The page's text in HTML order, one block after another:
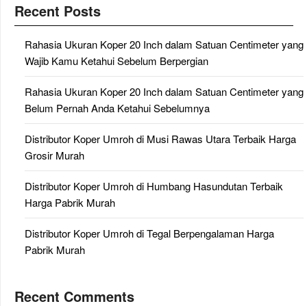
Recent Posts
Rahasia Ukuran Koper 20 Inch dalam Satuan Centimeter yang
Wajib Kamu Ketahui Sebelum Berpergian
Rahasia Ukuran Koper 20 Inch dalam Satuan Centimeter yang
Belum Pernah Anda Ketahui Sebelumnya
Distributor Koper Umroh di Musi Rawas Utara Terbaik Harga
Grosir Murah
Distributor Koper Umroh di Humbang Hasundutan Terbaik
Harga Pabrik Murah
Distributor Koper Umroh di Tegal Berpengalaman Harga
Pabrik Murah
Recent Comments